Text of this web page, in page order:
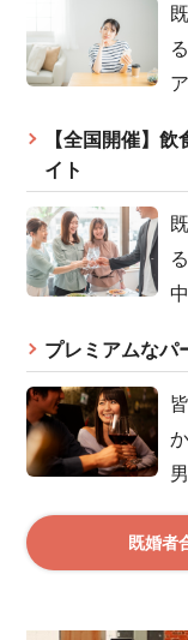
【全国開催】
イト
プレミアムなパ
既婚者